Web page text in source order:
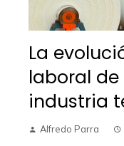
La
laboral
industria
Alfredo Parra